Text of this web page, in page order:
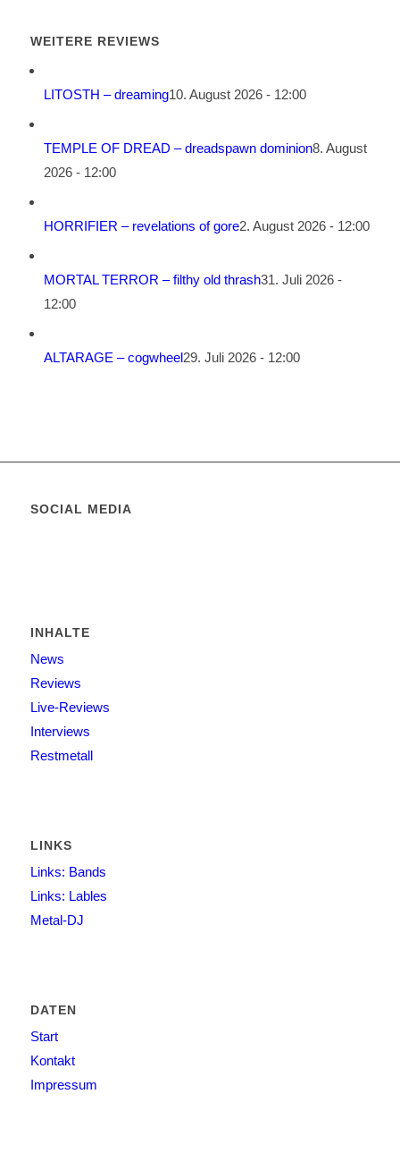
WEITERE REVIEWS
LITOSTH – dreaming10. August 2026 - 12:00
TEMPLE OF DREAD – dreadspawn dominion8. August
2026 - 12:00
HORRIFIER – revelations of gore2. August 2026 - 12:00
MORTAL TERROR – filthy old thrash31. Juli 2026 -
12:00
ALTARAGE – cogwheel29. Juli 2026 - 12:00
SOCIAL MEDIA
INHALTE
News
Reviews
Live-Reviews
Interviews
Restmetall
LINKS
Links: Bands
Links: Lables
Metal-DJ
DATEN
Start
Kontakt
Impressum